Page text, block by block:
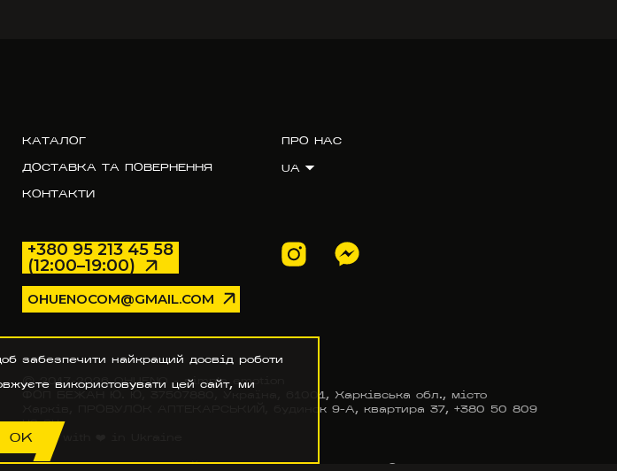
КАТАЛОГ
ДОСТАВКА ТА ПОВЕРНЕННЯ
КОНТАКТИ
ПРО НАС
UA
+380 95 213 45 58
(12:00–19:00)
OHUENOCOM@GMAIL.COM
© 2017–2026 OHUENO - simple emotion
ФОП БЕЖАН Ю. Ю, 37507880, Україна, 61001, Харківська обл., місто
Харків, ПРОВУЛОК АПТЕКАРСЬКИЙ, будинок 9-А, квартира 37, +380 50 809
42 94
made with ❤️ in Ukraine
ПОЛІТИКА КОНФІДЕНЦІЙНОСТІ ПРАВИЛА ТА УМОВИ
забезпечити найкращий досвід роботи
використовувати цей сайт, ми
OK